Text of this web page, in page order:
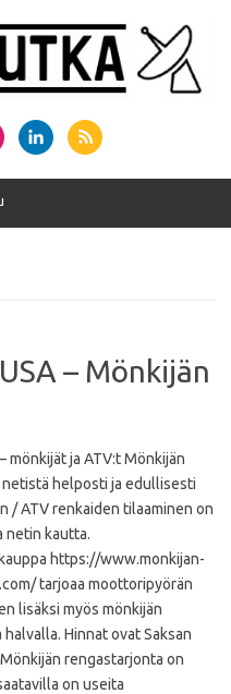
– Mönkijän
mönkijät ja ATV:t Mönkijän
helposti ja edullisesti
/ ATV renkaiden tilaaminen on
netin kautta.
https://www.monkijan-
tarjoaa moottoripyörän
lisäksi myös mönkijän
halvalla. Hinnat ovat Saksan
rengastarjonta on
on useita